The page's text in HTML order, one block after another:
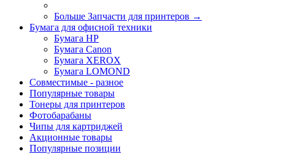
Больше Запчасти для принтеров →
Бумага для офисной техники
Бумага HP
Бумага Canon
Бумага XEROX
Бумага LOMOND
Совместимые - разное
Популярные товары
Тонеры для принтеров
Фотобарабаны
Чипы для картриджей
Акционные товары
Популярные позиции